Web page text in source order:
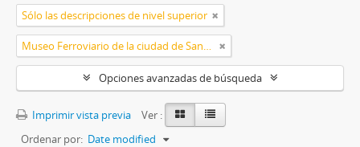
Sólo las descripciones de nivel superior
Museo Ferroviario de la ciudad de Santa Fe
Opciones avanzadas de búsqueda
Imprimir vista previa
Ver :
Ordenar por: Date modified